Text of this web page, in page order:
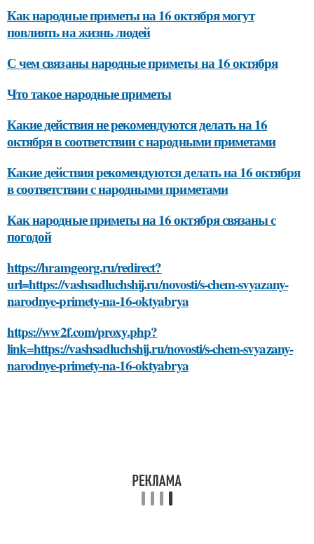
Как народные приметы на 16 октября могут
повлиять на жизнь людей
С чем связаны народные приметы на 16 октября
Что такое народные приметы
Какие действия не рекомендуются делать на 16
октября в соответствии с народными приметами
Какие действия рекомендуются делать на 16 октября
в соответствии с народными приметами
Как народные приметы на 16 октября связаны с
погодой
https://hramgeorg.ru/redirect?
url=https://vashsadluchshij.ru/novosti/s-chem-svyazany-
narodnye-primety-na-16-oktyabrya
https://ww2f.com/proxy.php?
link=https://vashsadluchshij.ru/novosti/s-chem-svyazany-
narodnye-primety-na-16-oktyabrya